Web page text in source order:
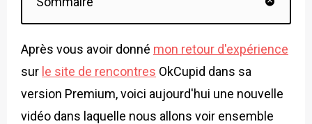
Après vous avoir donné mon retour d'expérience
sur le site de rencontres OkCupid dans sa
version Premium, voici aujourd'hui une nouvelle
vidéo dans laquelle nous allons voir ensemble